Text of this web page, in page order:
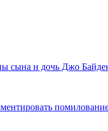
сына и дочь Джо